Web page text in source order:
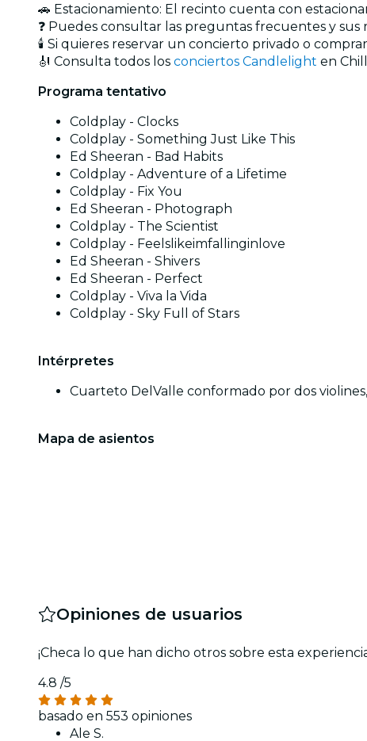
🚗 Estacionamiento: El recinto cuenta con
❓ Puedes consultar las preguntas frecuentes y sus
🕯️ Si quieres reservar un concierto privado o
🎻 Consulta todos los conciertos Candlelight en
Programa tentativo
Coldplay - Clocks
Coldplay - Something Just Like This
Ed Sheeran - Bad Habits
Coldplay - Adventure of a Lifetime
Coldplay - Fix You
Ed Sheeran - Photograph
Coldplay - The Scientist
Coldplay - Feelslikeimfallinginlove
Ed Sheeran - Shivers
Ed Sheeran - Perfect
Coldplay - Viva la Vida
Coldplay - Sky Full of Stars
Intérpretes
Cuarteto DelValle conformado por dos
Mapa de asientos
Opiniones de usuarios
¡Checa lo que han dicho otros sobre esta
4.8 /5
basado en 553 opiniones
Ale S.